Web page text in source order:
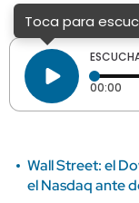
Toca para
00:00
Wall Street: el
el Nasdaq ante